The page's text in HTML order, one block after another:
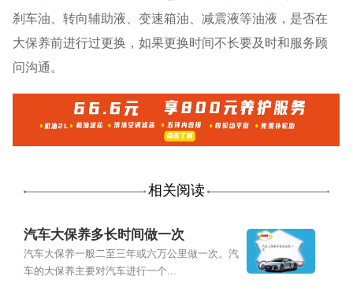
刹车油、转向辅助液、变速箱油、减震液等油液，是否在
大保养前进行过更换，如果更换时间不长要及时和服务顾
问沟通。
相关阅读
汽车大保养多长时间做一次
汽车大保养一般二至三年或六万公里做一次。汽
车的大保养主要对汽车进行一个...